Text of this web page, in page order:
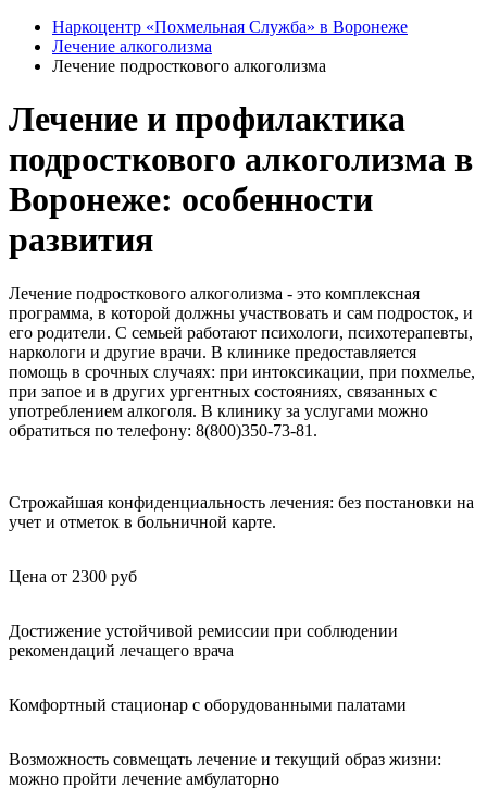
Наркоцентр «Похмельная Служба» в Воронеже
Лечение алкоголизма
Лечение подросткового алкоголизма
Лечение и профилактика
подросткового алкоголизма в
Воронеже: особенности
развития
Лечение подросткового алкоголизма - это комплексная
программа, в которой должны участвовать и сам подросток, и
его родители. С семьей работают психологи, психотерапевты,
наркологи и другие врачи. В клинике предоставляется
помощь в срочных случаях: при интоксикации, при похмелье,
при запое и в других ургентных состояниях, связанных с
употреблением алкоголя. В клинику за услугами можно
обратиться по телефону: 8(800)350-73-81.
Строжайшая конфиденциальность лечения: без постановки на
учет и отметок в больничной карте.
Цена от 2300 руб
Достижение устойчивой ремиссии при соблюдении
рекомендаций лечащего врача
Комфортный стационар с оборудованными палатами
Возможность совмещать лечение и текущий образ жизни:
можно пройти лечение амбулаторно